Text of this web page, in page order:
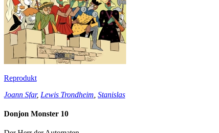
Reprodukt
Joann Sfar, Lewis Trondheim Stanislas
Donjon Monster 10